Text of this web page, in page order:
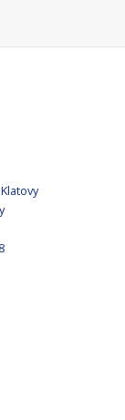
Klatovy